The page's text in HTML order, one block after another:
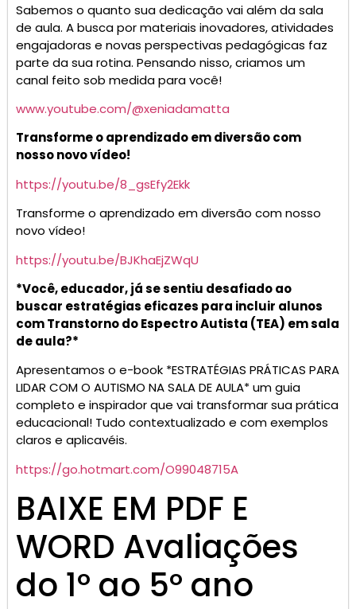
Sabemos o quanto sua dedicação vai além da sala
de aula. A busca por materiais inovadores, atividades
engajadoras e novas perspectivas pedagógicas faz
parte da sua rotina. Pensando nisso, criamos um
canal feito sob medida para você!
www.youtube.com/@xeniadamatta
Transforme o aprendizado em diversão com
nosso novo vídeo!
https://youtu.be/8_gsEfy2Ekk
Transforme o aprendizado em diversão com nosso
novo vídeo!
https://youtu.be/BJKhaEjZWqU
*Você, educador, já se sentiu desafiado ao
buscar estratégias eficazes para incluir alunos
com Transtorno do Espectro Autista (TEA) em sala
de aula?*
Apresentamos o e-book *ESTRATÉGIAS PRÁTICAS PARA
LIDAR COM O AUTISMO NA SALA DE AULA* um guia
completo e inspirador que vai transformar sua prática
educacional! Tudo contextualizado e com exemplos
claros e aplicavéis.
https://go.hotmart.com/O99048715A
BAIXE EM PDF E
WORD Avaliações
do 1º ao 5º ano